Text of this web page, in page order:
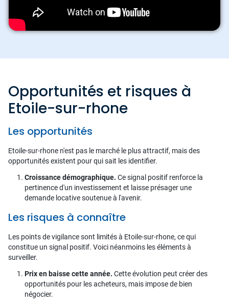
Opportunités et risques à
Etoile-sur-rhone
Les opportunités
Etoile-sur-rhone n'est pas le marché le plus attractif, mais des
opportunités existent pour qui sait les identifier.
Croissance démographique. Ce signal positif renforce la
pertinence d'un investissement et laisse présager une
demande locative soutenue à l'avenir.
Les risques à connaître
Les points de vigilance sont limités à Etoile-sur-rhone, ce qui
constitue un signal positif. Voici néanmoins les éléments à
surveiller.
Prix en baisse cette année. Cette évolution peut créer des
opportunités pour les acheteurs, mais impose de bien
négocier.